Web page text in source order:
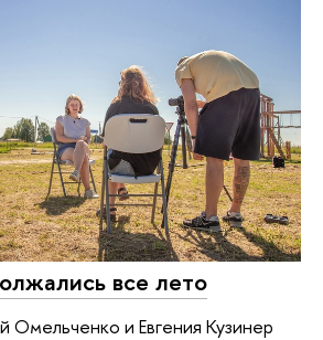
все лето
Омельченко и Евгения Кузинер